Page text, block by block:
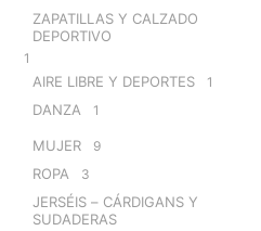
ZAPATILLAS Y CALZADO
DEPORTIVO
1
AIRE LIBRE Y DEPORTES 1
DANZA 1
MUJER 9
ROPA 3
JERSÉIS – CÁRDIGANS Y
SUDADERAS